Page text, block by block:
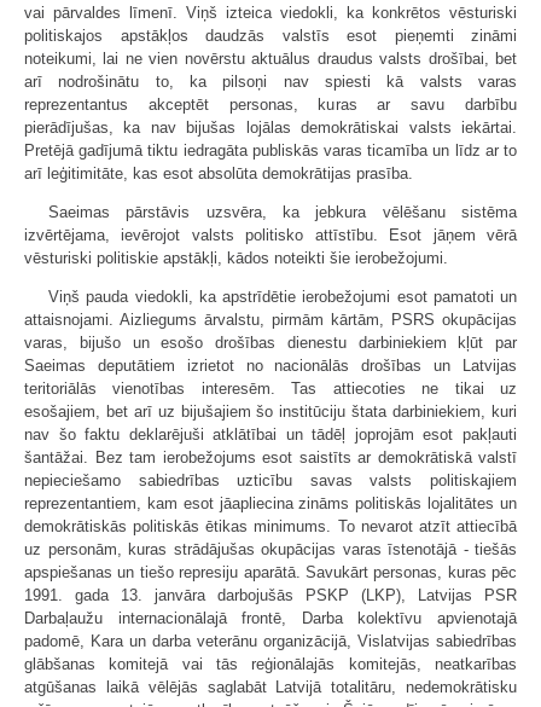
vai pārvaldes līmenī. Viņš izteica viedokli, ka konkrētos vēsturiski
politiskajos apstākļos daudzās valstīs esot pieņemti zināmi
noteikumi, lai ne vien novērstu aktuālus draudus valsts drošībai, bet
arī nodrošinātu to, ka pilsoņi nav spiesti kā valsts varas
reprezentantus akceptēt personas, kuras ar savu darbību
pierādījušas, ka nav bijušas lojālas demokrātiskai valsts iekārtai.
Pretējā gadījumā tiktu iedragāta publiskās varas ticamība un līdz ar to
arī leģitimitāte, kas esot absolūta demokrātijas prasība.
Saeimas pārstāvis uzsvēra, ka jebkura vēlēšanu sistēma
izvērtējama, ievērojot valsts politisko attīstību. Esot jāņem vērā
vēsturiski politiskie apstākļi, kādos noteikti šie ierobežojumi.
Viņš pauda viedokli, ka apstrīdētie ierobežojumi esot pamatoti un
attaisnojami. Aizliegums ārvalstu, pirmām kārtām, PSRS okupācijas
varas, bijušo un esošo drošības dienestu darbiniekiem kļūt par
Saeimas deputātiem izrietot no nacionālās drošības un Latvijas
teritoriālās vienotības interesēm. Tas attiecoties ne tikai uz
esošajiem, bet arī uz bijušajiem šo institūciju štata darbiniekiem, kuri
nav šo faktu deklarējuši atklātībai un tādēļ joprojām esot pakļauti
šantāžai. Bez tam ierobežojums esot saistīts ar demokrātiskā valstī
nepieciešamo sabiedrības uzticību savas valsts politiskajiem
reprezentantiem, kam esot jāapliecina zināms politiskās lojalitātes un
demokrātiskās politiskās ētikas minimums. To nevarot atzīt attiecībā
uz personām, kuras strādājušas okupācijas varas īstenotājā - tiešās
apspiešanas un tiešo represiju aparātā. Savukārt personas, kuras pēc
1991. gada 13. janvāra darbojušās PSKP (LKP), Latvijas PSR
Darbaļaužu internacionālajā frontē, Darba kolektīvu apvienotajā
padomē, Kara un darba veterānu organizācijā, Vislatvijas sabiedrības
glābšanas komitejā vai tās reģionālajās komitejās, neatkarības
atgūšanas laikā vēlējās saglabāt Latvijā totalitāru, nedemokrātisku